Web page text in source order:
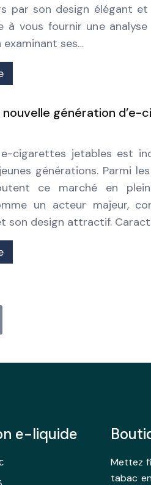
par son design élégant
à vous fournir une
ses…
nouvelle génération
e-cigarettes jetables est
générations. Parmi
ce marché en
un acteur majeur,
son design attractif.
e-liquide
Mettez
tabac